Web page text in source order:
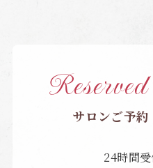
サロンご予
24時間受